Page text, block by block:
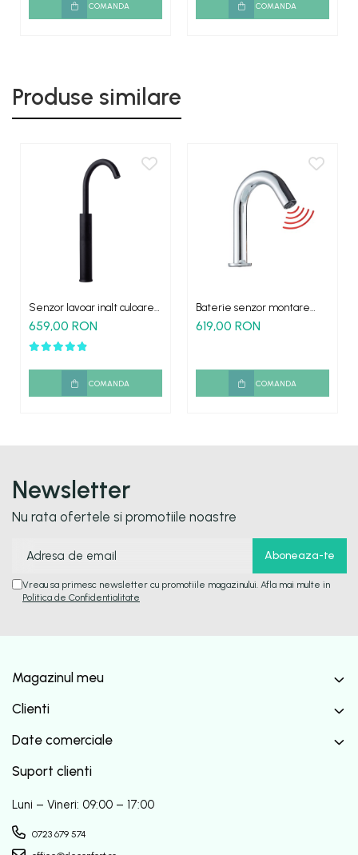
COMANDA COMANDA
Produse similare
Senzor lavoar inalt culoare
negru HighSense montare
blat
659,00 RON
COMANDA
Baterie senzor montare
chiuveta baie Sense
619,00 RON
COMANDA
Newsletter
Nu rata ofertele si promotiile noastre
Vreau sa primesc newsletter cu promotiile magazinului. Afla mai multe in
Politica de Confidentialitate
Magazinul meu
Clienti
Date comerciale
Suport clienti
Luni – Vineri: 09:00 – 17:00
0723 679 574